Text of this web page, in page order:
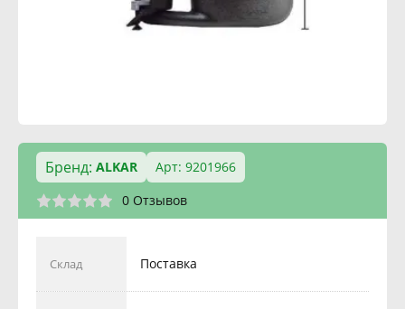
Бренд: ALKAR
Арт: 9201966
0 Отзывов
Склад Поставка